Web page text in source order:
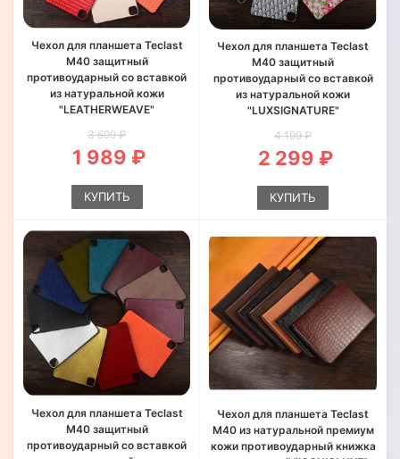
Чехол для планшета Teclast
M40 защитный
противоударный со вставкой
из натуральной кожи
"LEATHERWEAVE"
3 699 ₽
1 989 ₽
КУПИТЬ
Чехол для планшета Teclast
M40 защитный
противоударный со вставкой
из натуральной кожи
"LUXSIGNATURE"
4 199 ₽
2 299 ₽
КУПИТЬ
Чехол для планшета Teclast
M40 защитный
противоударный со вставкой
Чехол для планшета Teclast
M40 из натуральной премиум
кожи противоударный книжка